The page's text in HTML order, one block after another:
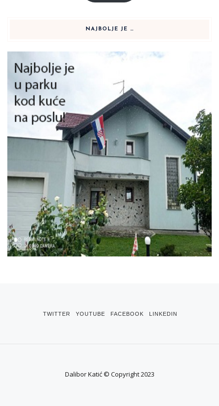
NAJBOLJE JE …
TWITTER YOUTUBE FACEBOOK LINKEDIN
Dalibor Katić © Copyright 2023